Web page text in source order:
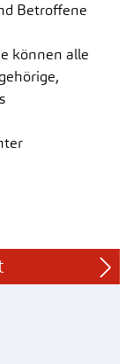
Betroffene
können alle